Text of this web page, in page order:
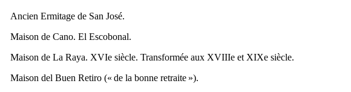
Ancien Ermitage de San José.
Maison de Cano. El Escobonal.
Maison de La Raya. XVIe siècle. Transformée aux XVIIIe et XIXe siècle.
Maison del Buen Retiro (« de la bonne retraite »).